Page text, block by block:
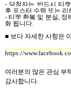
- 당첨자는 반드시 티
후 포스터 수령 또는 리
- 티켓 환불 및 분실, 정
화 됩니다.
■ 보다 자세한 사항은
https://
여러분의 많은 관심 부
감사합니다.